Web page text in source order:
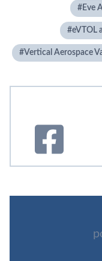
Eve
eVTOL
Vertical Aerospace